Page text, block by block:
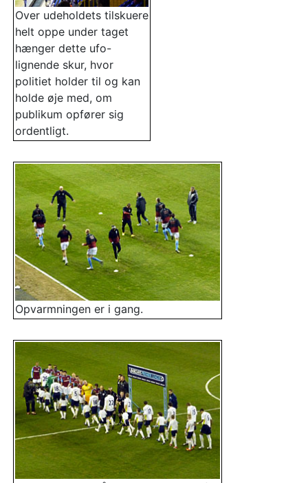
Over udeholdets tilskuere
helt oppe under taget
hænger dette ufo-
lignende skur, hvor
politiet holder til og kan
holde øje med, om
publikum opfører sig
ordentligt.
Opvarmningen er i gang.